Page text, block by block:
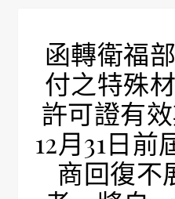
函轉衛福
付之特殊
許可證有
12月31日
商回復不